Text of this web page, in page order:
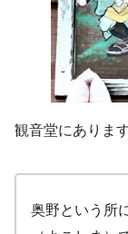
観音堂にあります
奥野という所